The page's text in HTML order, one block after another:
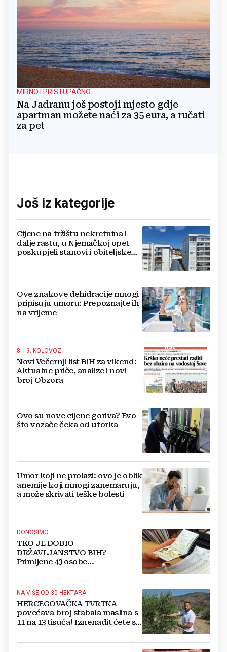
MIRNO I PRISTUPAČNO
Na Jadranu još postoji mjesto gdje
apartman možete naći za 35 eura, a ručati
za pet
Još iz kategorije
Cijene na tržištu nekretnina i
dalje rastu, u Njemačkoj opet
poskupjeli stanovi i obiteljske
Ove znakove dehidracije mnogi
pripisuju umoru: Prepoznajte ih
na vrijeme
8. I 9. KOLOVOZ
Novi Večernji list BiH za vikend:
Aktualne priče, analize i novi
broj Obzora
Ovo su nove cijene goriva? Evo
što vozače čeka od utorka
Umor koji ne prolazi: ovo je oblik
anemije koji mnogi zanemaruju,
a može skrivati teške bolesti
DONOSIMO
TKO JE DOBIO
DRŽAVLJANSTVO BIH?
Primljene 43 osobe...
NA VIŠE OD 30 HEKTARA
HERCEGOVAČKA TVRTKA
povećava broj stabala maslina s
11 na 13 tisuća! Iznenadit ćete se